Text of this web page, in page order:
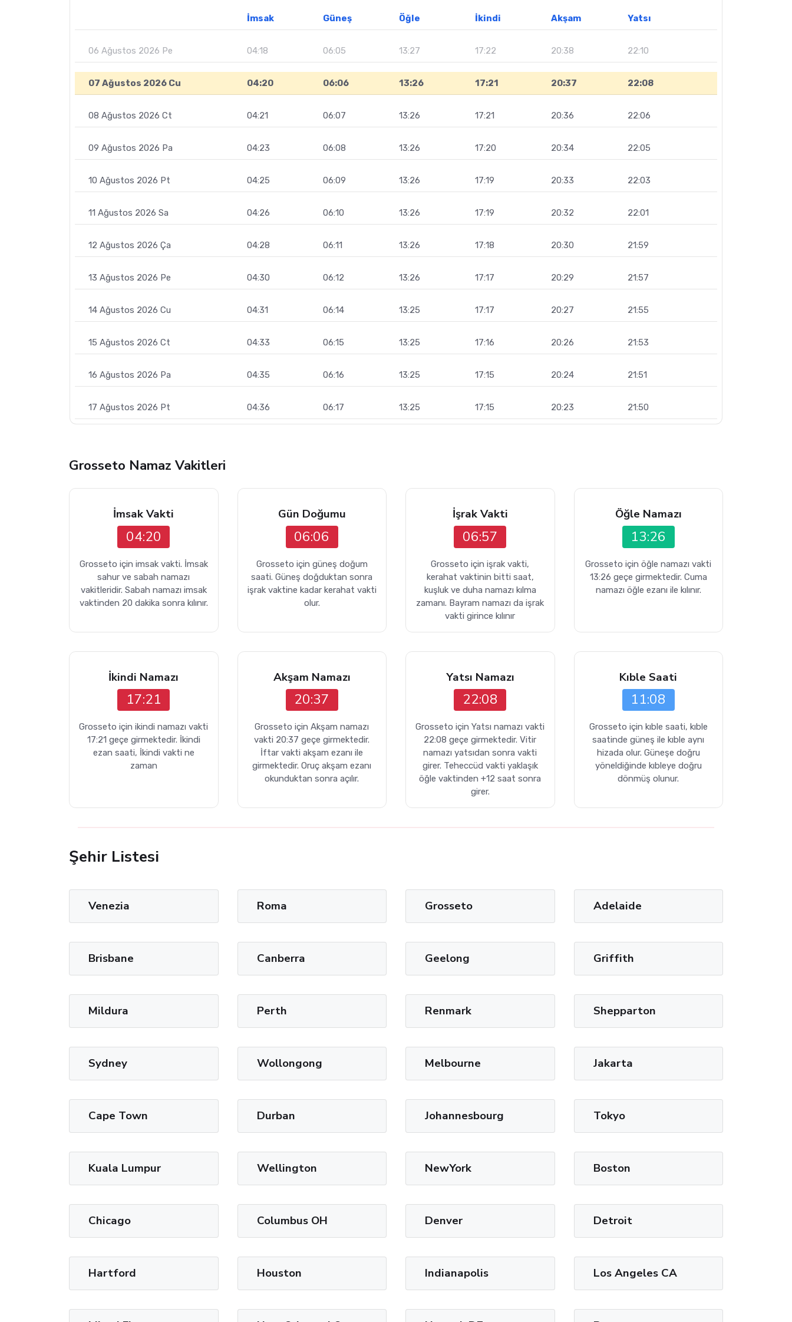
İmsak Güneş Öğle İkindi Akşam Yatsı
06 Ağustos 2026 Pe 04:18 06:05 13:27 17:22 20:38 22:10
07 Ağustos 2026 Cu 04:20 06:06 13:26 17:21 20:37 22:08
08 Ağustos 2026 Ct 04:21 06:07 13:26 17:21 20:36 22:06
09 Ağustos 2026 Pa 04:23 06:08 13:26 17:20 20:34 22:05
10 Ağustos 2026 Pt 04:25 06:09 13:26 17:19 20:33 22:03
11 Ağustos 2026 Sa 04:26 06:10 13:26 17:19 20:32 22:01
12 Ağustos 2026 Ça 04:28 06:11 13:26 17:18 20:30 21:59
13 Ağustos 2026 Pe 04:30 06:12 13:26 17:17 20:29 21:57
14 Ağustos 2026 Cu 04:31 06:14 13:25 17:17 20:27 21:55
15 Ağustos 2026 Ct 04:33 06:15 13:25 17:16 20:26 21:53
16 Ağustos 2026 Pa 04:35 06:16 13:25 17:15 20:24 21:51
17 Ağustos 2026 Pt 04:36 06:17 13:25 17:15 20:23 21:50
Grosseto Namaz Vakitleri
İmsak Vakti
04:20
Grosseto için imsak vakti. İmsak
sahur ve sabah namazı
vakitleridir. Sabah namazı imsak
vaktinden 20 dakika sonra kılınır.
Gün Doğumu
06:06
Grosseto için güneş doğum
saati. Güneş doğduktan sonra
işrak vaktine kadar kerahat vakti
olur.
İşrak Vakti
06:57
Grosseto için işrak vakti,
kerahat vaktinin bitti saat,
kuşluk ve duha namazı kılma
zamanı. Bayram namazı da işrak
vakti girince kılınır
Öğle Namazı
13:26
Grosseto için öğle namazı vakti
13:26 geçe girmektedir. Cuma
namazı öğle ezanı ile kılınır.
İkindi Namazı
17:21
Grosseto için ikindi namazı vakti
17:21 geçe girmektedir. İkindi
ezan saati, İkindi vakti ne
zaman
Akşam Namazı
20:37
Grosseto için Akşam namazı
vakti 20:37 geçe girmektedir.
İftar vakti akşam ezanı ile
girmektedir. Oruç akşam ezanı
okunduktan sonra açılır.
Yatsı Namazı
22:08
Grosseto için Yatsı namazı vakti
22:08 geçe girmektedir. Vitir
namazı yatsıdan sonra vakti
girer. Teheccüd vakti yaklaşık
öğle vaktinden +12 saat sonra
girer.
Kıble Saati
11:08
Grosseto için kıble saati, kıble
saatinde güneş ile kıble aynı
hizada olur. Güneşe doğru
yöneldiğinde kıbleye doğru
dönmüş olunur.
Şehir Listesi
Venezia Roma Grosseto Adelaide
Brisbane Canberra Geelong Griffith
Mildura Perth Renmark Shepparton
Sydney Wollongong Melbourne Jakarta
Cape Town Durban Johannesbourg Tokyo
Kuala Lumpur Wellington NewYork Boston
Chicago Columbus OH Denver Detroit
Hartford Houston Indianapolis Los Angeles CA